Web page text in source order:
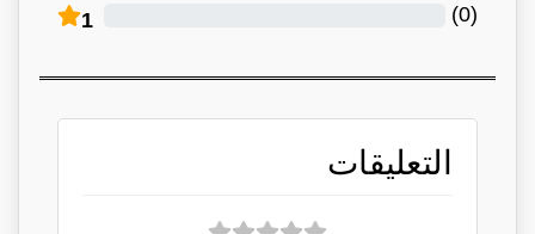
1 (
0
)
التعليقات